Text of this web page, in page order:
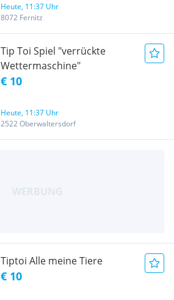
Heute, 11:37 Uhr
8072 Fernitz
Tip Toi Spiel "verrückte
Wettermaschine"
€ 10
Heute, 11:37 Uhr
2522 Oberwaltersdorf
Tiptoi Alle meine Tiere
€ 10